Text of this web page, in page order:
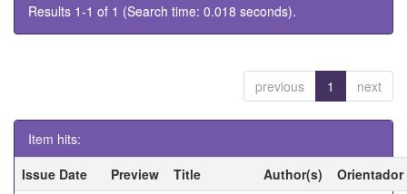
Results 1-1 of 1 (Search time: 0.018 seconds).
previous 1 next
Item hits:
Issue Date
Preview Title Author(s)
Orientador